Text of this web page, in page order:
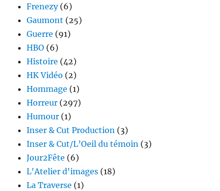
Frenezy(6)
Gaumont (25)
Guerre (91)
HBO (6)
Histoire (42)
HK Vidéo (2)
Hommage (1)
Horreur (297)
Humour (1)
Inser & Cut Production (3)
Inser & Cut/L’Oeil du témoin (3)
Jour2Fête (6)
L'Atelier d'images (18)
La Traverse (1)